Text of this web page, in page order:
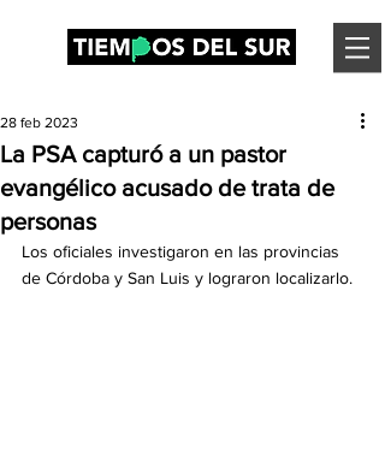
La PSA capturó a un pastor
evangélico acusado de trata de
personas
28 feb 2023
Los oficiales investigaron en las provincias
de Córdoba y San Luis y lograron localizarlo.